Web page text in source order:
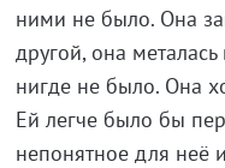
ними не было. Она
другой, она
нигде не было. Она
Ей легче было бы
непонятное для неё